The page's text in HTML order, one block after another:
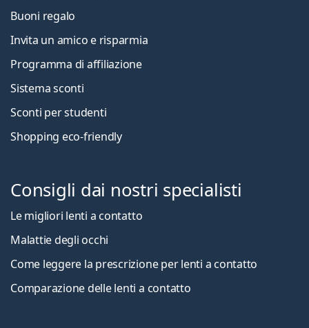
Buoni regalo
Invita un amico e risparmia
Programma di affiliazione
Sistema sconti
Sconti per studenti
Shopping eco-friendly
Consigli dai nostri specialisti
Le migliori lenti a contatto
Malattie degli occhi
Come leggere la prescrizione per lenti a contatto
Comparazione delle lenti a contatto